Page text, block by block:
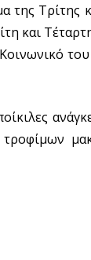
της Τρίτης
και
του